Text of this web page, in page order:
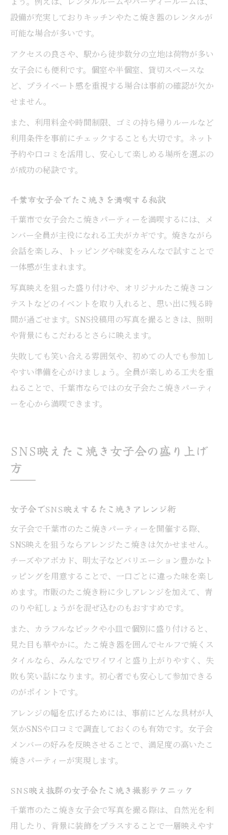
設備が充実しておりキッチンやたこ焼き器のレンタルが
可能な場合が多いです。
アクセスの良さや、駅から徒歩数分の立地は荷物が多い
女子会にも便利です。個室や半個室、貸切スペースな
ど、プライベート感を重視する場合は事前の確認が欠か
せません。
また、利用料金や時間制限、ゴミの持ち帰りルールなど
利用条件を事前にチェックすることも大切です。ネット
予約や口コミを活用し、安心して楽しめる場所を選ぶの
が成功の秘訣です。
千葉市女子会でたこ焼きを満喫する秘訣
千葉市で女子会たこ焼きパーティーを満喫するには、メ
ンバー全員が主役になれる工夫がカギです。焼きながら
会話を楽しみ、トッピングや味変をみんなで試すことで
一体感が生まれます。
写真映えを狙った盛り付けや、オリジナルたこ焼きコン
テストなどのイベントを取り入れると、思い出に残る時
間が過ごせます。SNS投稿用の写真を撮るときは、照明
や背景にもこだわるとさらに映えます。
失敗しても笑い合える雰囲気や、初めての人でも参加し
やすい準備を心がけましょう。全員が楽しめる工夫を重
ねることで、千葉市ならではの女子会たこ焼きパーティ
ーを心から満喫できます。
SNS映えたこ焼き女子会の盛り上げ
方
女子会でSNS映えするたこ焼きアレンジ術
女子会で千葉市のたこ焼きパーティーを開催する際、
SNS映えを狙うならアレンジたこ焼きは欠かせません。
チーズやアボカド、明太子などバリエーション豊かなト
ッピングを用意することで、一口ごとに違った味を楽し
めます。市販のたこ焼き粉に少しアレンジを加えて、青
のりや紅しょうがを混ぜ込むのもおすすめです。
また、カラフルなピックや小皿で個別に盛り付けると、
見た目も華やかに。たこ焼き器を囲んでセルフで焼くス
タイルなら、みんなでワイワイと盛り上がりやすく、失
敗も笑い話になります。初心者でも安心して参加できる
のがポイントです。
アレンジの幅を広げるためには、事前にどんな具材が人
気かSNSや口コミで調査しておくのも有効です。女子会
メンバーの好みを反映させることで、満足度の高いたこ
焼きパーティーが実現します。
SNS映え抜群の女子会たこ焼き撮影テクニック
千葉市のたこ焼き女子会で写真を撮る際は、自然光を利
用したり、背景に装飾をプラスすることで一層映えやす